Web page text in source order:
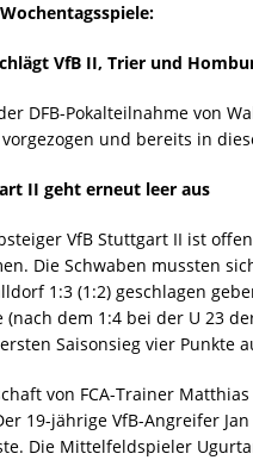
VfB II, Trier und
DFB-Pokalteilnahme von
und bereits in
II geht erneut leer aus
VfB Stuttgart II ist
Die Schwaben mussten
1:3 (1:2) geschlagen
(nach dem 1:4 bei der U 23
Saisonsieg vier Punkte
von FCA-Trainer
19-jährige VfB-Angreifer
Die Mittelfeldspieler